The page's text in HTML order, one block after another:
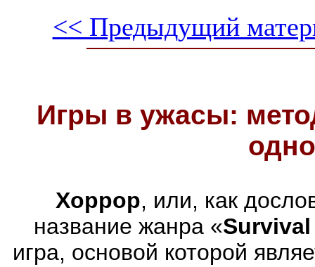
<< Предыдущий
Игры в ужасы:
Хоррор, или, как
название жанра «
игра, основой которой